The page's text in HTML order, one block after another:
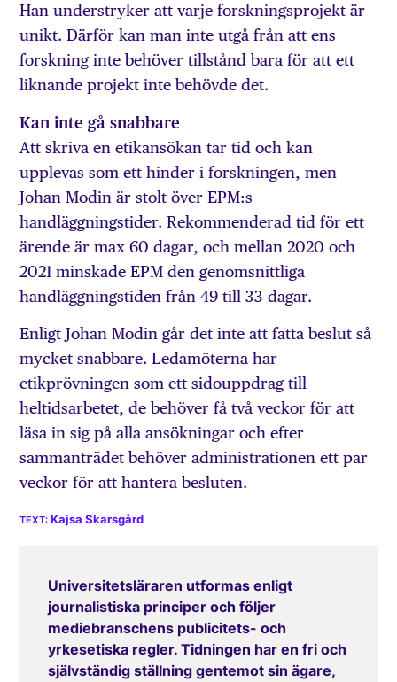
Han understryker att varje forskningsprojekt är
unikt. Därför kan man inte utgå från att ens
forskning inte behöver tillstånd bara för att ett
liknande projekt inte behövde det.
Kan inte gå snabbare
Att skriva en etikansökan tar tid och kan
upplevas som ett hinder i forskningen, men
Johan Modin är stolt över EPM:s
handläggningstider. Rekommenderad tid för ett
ärende är max 60 dagar, och mellan 2020 och
2021 minskade EPM den genomsnittliga
handläggningstiden från 49 till 33 dagar.
Enligt Johan Modin går det inte att fatta beslut så
mycket snabbare. Ledamöterna har
etikprövningen som ett sido­uppdrag till
heltidsarbetet, de behöver få två veckor för att
läsa in sig på alla ansökningar och efter
sammanträdet behöver administrationen ett par
veckor för att hantera besluten.
Kajsa Skarsgård
Universitetsläraren utformas enligt
journalistiska principer och följer
mediebranschens publicitets- och
yrkesetiska regler. Tidningen har en fri och
självständig ställning gentemot sin ägare,